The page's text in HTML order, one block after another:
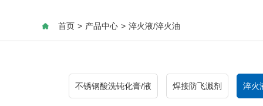
首页 > 产品中心 > 淬火液/淬火油
不锈钢酸洗钝化膏/液 焊接防飞溅剂 淬火